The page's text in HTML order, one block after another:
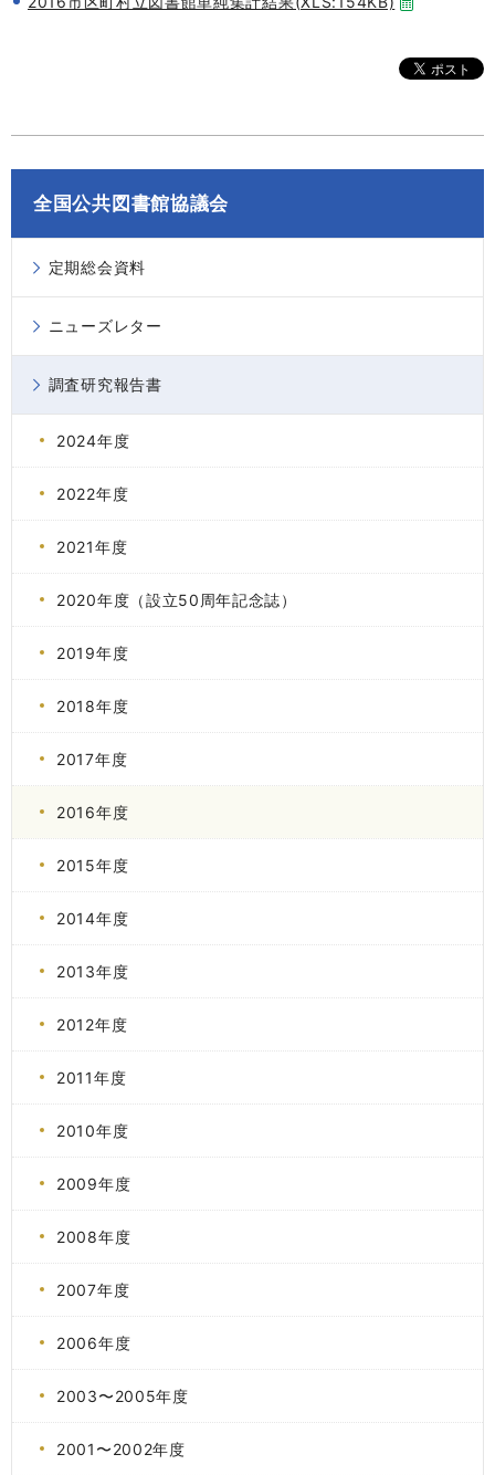
全国公共図書館協議会
定期総会資料
ニューズレター
調査研究報告書
2024年度
2022年度
2021年度
2020年度（設立50周年記念誌）
2019年度
2018年度
2017年度
2016年度
2015年度
2014年度
2013年度
2012年度
2011年度
2010年度
2009年度
2008年度
2007年度
2006年度
2003〜2005年度
2001〜2002年度